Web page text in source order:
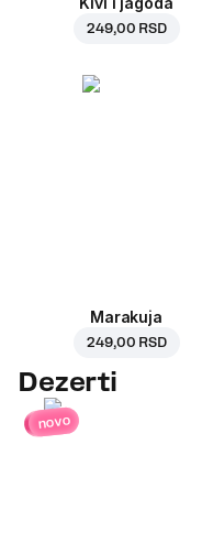
249,00 RSD
Marakuja
249,00 RSD
Dezerti
novo